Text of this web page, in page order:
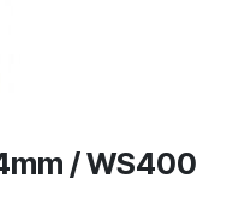
/ WS400